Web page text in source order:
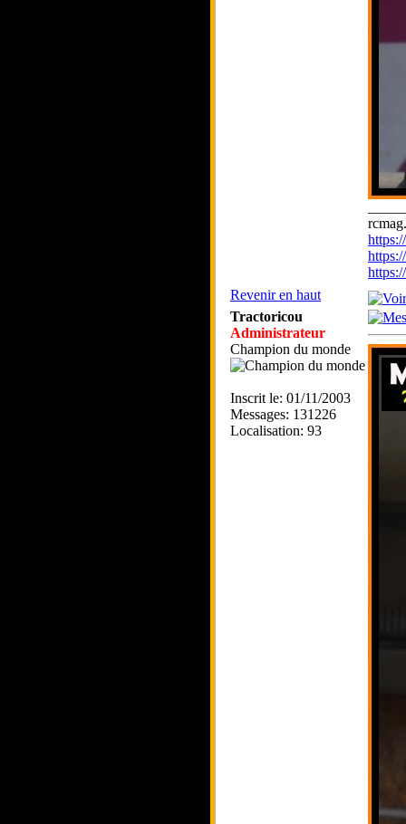
Revenir en haut
Tractoricou
Administrateur
Champion du monde
Inscrit le: 01/11/2003
Messages: 131226
Localisation: 93